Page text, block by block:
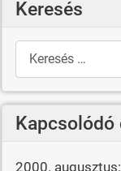
Keresés
Keresés
Kapcsolódó
2000. augusztus: